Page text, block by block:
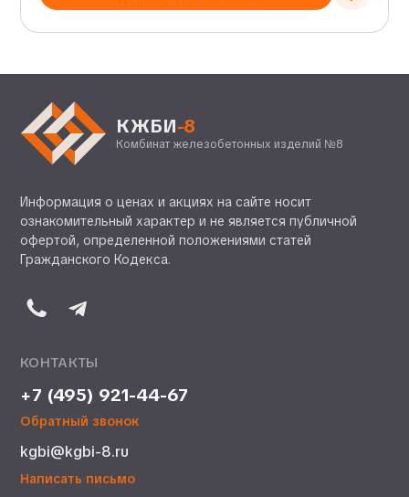
КЖБИ-8
Комбинат железобетонных изделий №8
Информация о ценах и акциях на сайте носит
ознакомительный характер и не является публичной
офертой, определенной положениями статей
Гражданского Кодекса.
КОНТАКТЫ
+7 (495) 921-44-67
Обратный звонок
kgbi@kgbi-8.ru
Написать письмо